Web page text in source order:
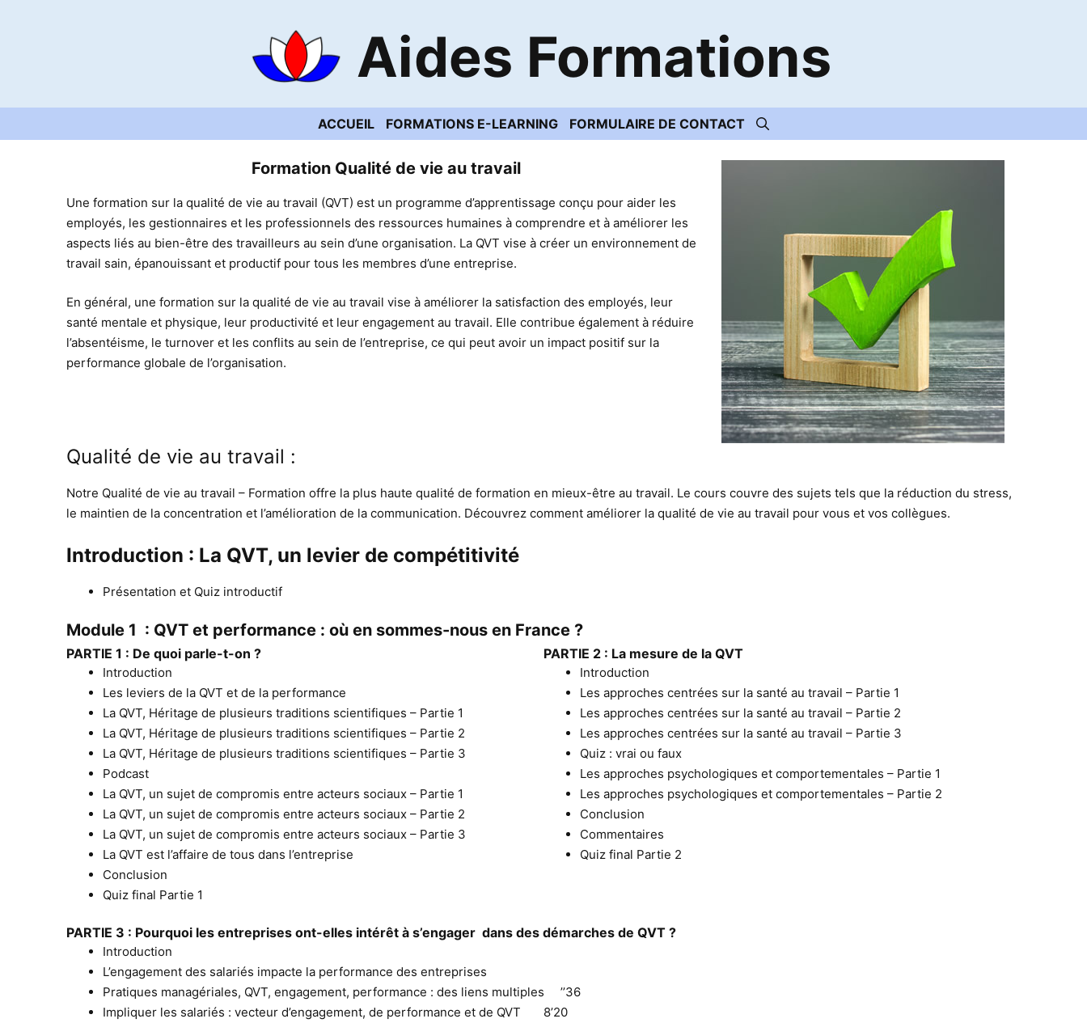
Aides Formations
ACCUEIL FORMATIONS E-LEARNING FORMULAIRE DE CONTACT
Formation Qualité de vie au travail
Une formation sur la qualité de vie au travail (QVT) est un programme d’apprentissage conçu pour aider les
employés, les gestionnaires et les professionnels des ressources humaines à comprendre et à améliorer les
aspects liés au bien-être des travailleurs au sein d’une organisation. La QVT vise à créer un environnement de
travail sain, épanouissant et productif pour tous les membres d’une entreprise.
En général, une formation sur la qualité de vie au travail vise à améliorer la satisfaction des employés, leur
santé mentale et physique, leur productivité et leur engagement au travail. Elle contribue également à réduire
l’absentéisme, le turnover et les conflits au sein de l’entreprise, ce qui peut avoir un impact positif sur la
performance globale de l’organisation.
Qualité de vie au travail :
Notre Qualité de vie au travail – Formation offre la plus haute qualité de formation en mieux-être au travail. Le cours couvre des sujets tels que la réduction du stress,
le maintien de la concentration et l’amélioration de la communication. Découvrez comment améliorer la qualité de vie au travail pour vous et vos collègues.
Introduction : La QVT, un levier de compétitivité
Présentation et Quiz introductif
Module 1 : QVT et performance : où en sommes-nous en France ?
PARTIE 1 : De quoi parle-t-on ?
Introduction
Les leviers de la QVT et de la performance
La QVT, Héritage de plusieurs traditions scientifiques – Partie 1
La QVT, Héritage de plusieurs traditions scientifiques – Partie 2
La QVT, Héritage de plusieurs traditions scientifiques – Partie 3
Podcast
La QVT, un sujet de compromis entre acteurs sociaux – Partie 1
La QVT, un sujet de compromis entre acteurs sociaux – Partie 2
La QVT, un sujet de compromis entre acteurs sociaux – Partie 3
La QVT est l’affaire de tous dans l’entreprise
Conclusion
Quiz final Partie 1
PARTIE 2 : La mesure de la QVT
Introduction
Les approches centrées sur la santé au travail – Partie 1
Les approches centrées sur la santé au travail – Partie 2
Les approches centrées sur la santé au travail – Partie 3
Quiz : vrai ou faux
Les approches psychologiques et comportementales – Partie 1
Les approches psychologiques et comportementales – Partie 2
Conclusion
Commentaires
Quiz final Partie 2
PARTIE 3 : Pourquoi les entreprises ont-elles intérêt à s’engager dans des démarches de QVT ?
Introduction
L’engagement des salariés impacte la performance des entreprises
Pratiques managériales, QVT, engagement, performance : des liens multiples ’’36
Impliquer les salariés : vecteur d’engagement, de performance et de QVT 8’20